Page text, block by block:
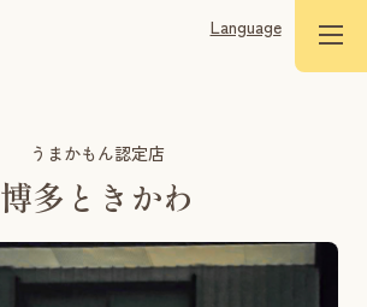
Language
うまかもん認定店
博多ときかわ